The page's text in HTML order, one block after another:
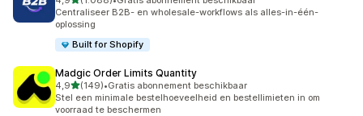
1088 recensies in totaal
Centraliseer B2B- en wholesale-workflows als alles-in-één-
oplossing
Built for Shopify
Madgic Order Limits Quantity
4,9van 5 sterren
(149)
149 recensies in totaal
•Gratis abonnement beschikbaar
Stel een minimale bestelhoeveelheid en bestellimieten in om
voorraad te beschermen